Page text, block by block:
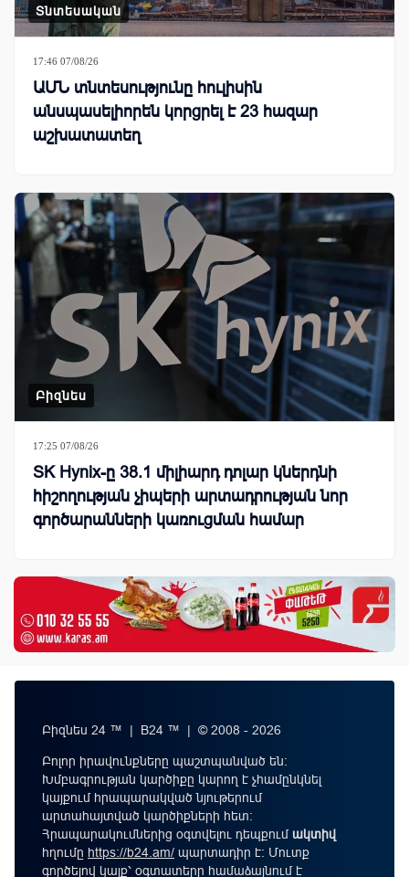
Տնտեսական
17:46 07/08/26
ԱՄՆ տնտեսությունը հուլիսին
անսպասելիորեն կորցրել է 23 հազար
աշխատատեղ
Բիզնես
17:25 07/08/26
SK Hynix-ը 38.1 միլիարդ դոլար կներդնի
հիշողության չիպերի արտադրության նոր
գործարանների կառուցման համար
Բիզնես 24 ™ | B24 ™ | © 2008 - 2026
Բոլոր իրավունքները պաշտպանված են:
Խմբագրության կարծիքը կարող է չհամընկնել
կայքում հրապարակված նյութերում
արտահայտված կարծիքների հետ:
Հրապարակումներից օգտվելու դեպքումակտիվ
հղումը https://b24.am/ պարտադիր է: Մուտք
գործելով կայք՝ օգտատերը համաձայնում է